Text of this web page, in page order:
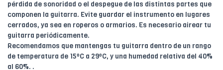
pérdida de sonoridad o el despegue de las distintas partes que
componen la guitarra. Evite guardar el instrumento en lugares
cerrados, ya sea en roperos o armarios. Es necesario airear tu
guitarra periódicamente.
Recomendamos que mantengas tu guitarra dentro de un rango
de temperatura de 15ºC a 29ºC, y una humedad relativa del 40%
al 60%. .